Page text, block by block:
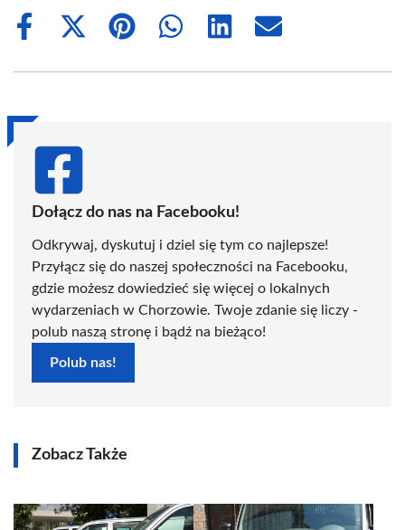
Share
Share
(Twitter)
Share
Share
Share
Share
Dołącz do nas na Facebooku!
Odkrywaj, dyskutuj i dziel się tym co najlepsze!
Przyłącz się do naszej społeczności na Facebooku,
gdzie możesz dowiedzieć się więcej o lokalnych
wydarzeniach w Chorzowie. Twoje zdanie się liczy -
polub naszą stronę i bądź na bieżąco!
Polub nas!
Zobacz Także